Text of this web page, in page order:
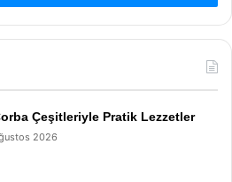
Çeşitleriyle Pratik Lezzetler
2026